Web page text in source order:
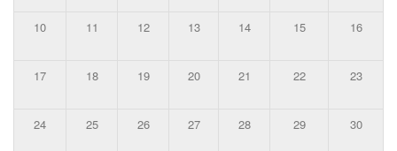
10 11 12 13 14 15 16
17 18 19 20 21 22 23
24 25 26 27 28 29 30